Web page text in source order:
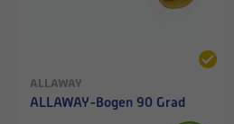
ALLAWAY
ALLAWAY-Bogen 90 Grad